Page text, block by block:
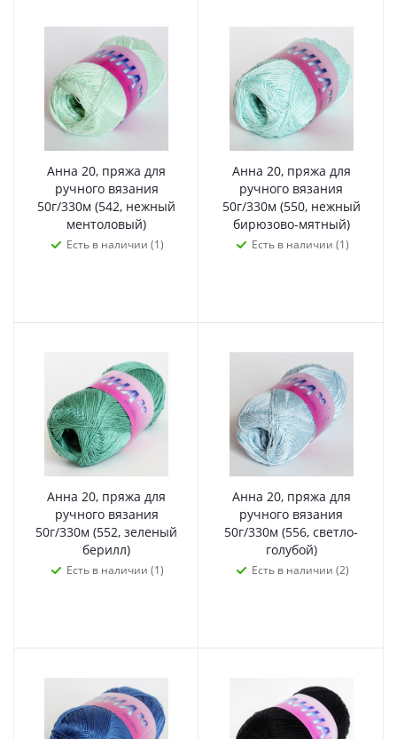
Анна 20, пряжа для
ручного вязания
50г/330м (542, нежный
ментоловый)
Есть в наличии (1)
Анна 20, пряжа для
ручного вязания
50г/330м (550, нежный
бирюзово-мятный)
Есть в наличии (1)
Анна 20, пряжа для
ручного вязания
50г/330м (552, зеленый
берилл)
Есть в наличии (1)
Анна 20, пряжа для
ручного вязания
50г/330м (556, светло-
голубой)
Есть в наличии (2)